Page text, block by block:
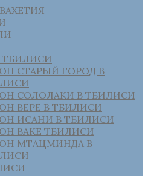
СТАРЫЙ ГОРОД В
СОЛОЛАКИ В ТБИЛИСИ
ВЕРЕ В ТБИЛИСИ
ИСАНИ В ТБИЛИСИ
ВАКЕ ТБИЛИСИ
МТАЦМИНДА В